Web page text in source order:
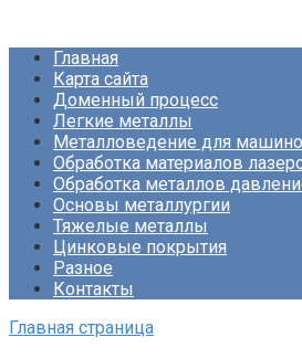
контентуГлавная
Карта сайта
Доменный процесс
Легкие металлы
Металловедение для
Обработка материалов
Обработка металлов
Основы металлургии
Тяжелые металлы
Цинковые покрытия
Разное
Контакты
Главная страница